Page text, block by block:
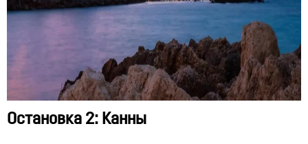
Остановка 2: Канны